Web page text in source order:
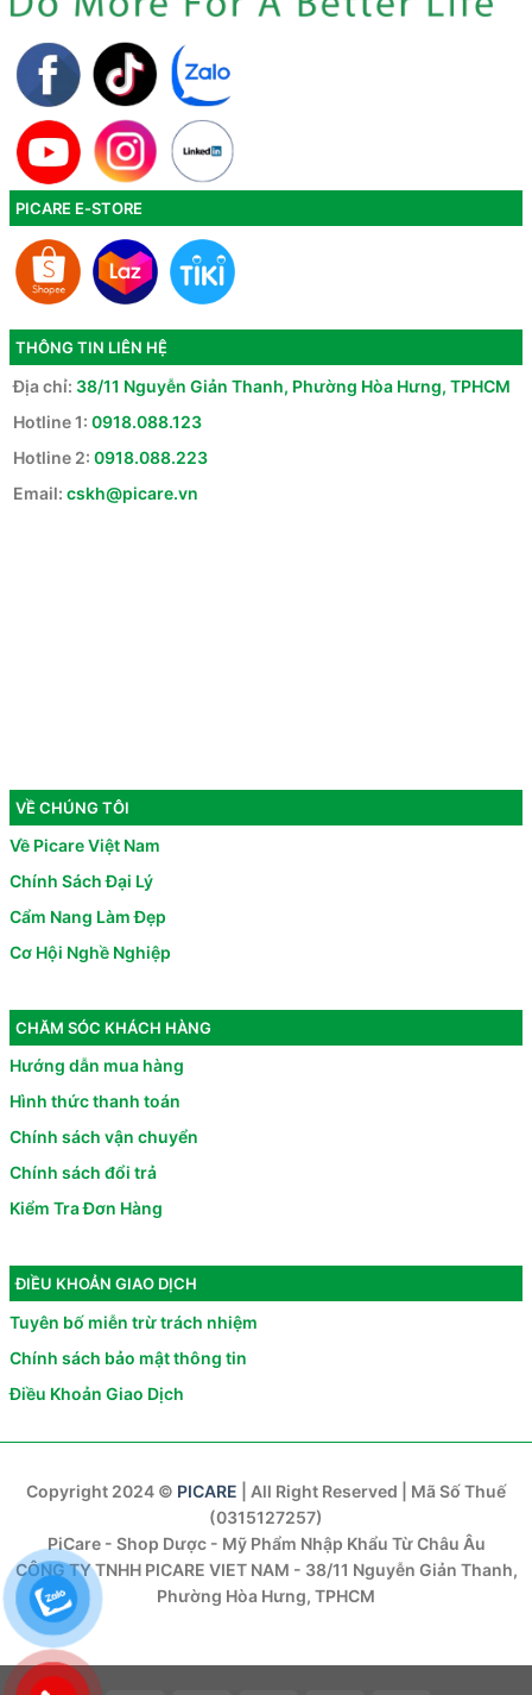
PICARE E-STORE
THÔNG TIN LIÊN HỆ
Địa chỉ: 38/11 Nguyễn Giản Thanh, Phường Hòa Hưng, TPHCM
Hotline 1: 0918.088.123
Hotline 2: 0918.088.223
Email: cskh@picare.vn
VỀ CHÚNG TÔI
Về Picare Việt Nam
Chính Sách Đại Lý
Cẩm Nang Làm Đẹp
Cơ Hội Nghề Nghiệp
CHĂM SÓC KHÁCH HÀNG
Hướng dẫn mua hàng
Hình thức thanh toán
Chính sách vận chuyển
Chính sách đổi trả
Kiểm Tra Đơn Hàng
ĐIỀU KHOẢN GIAO DỊCH
Tuyên bố miễn trừ trách nhiệm
Chính sách bảo mật thông tin
Điều Khoản Giao Dịch
Copyright 2024 © PICARE | All Right Reserved | Mã Số Thuế
(0315127257)
PiCare - Shop Dược - Mỹ Phẩm Nhập Khẩu Từ Châu Âu
CÔNG TY TNHH PICARE VIET NAM - 38/11 Nguyễn Giản Thanh,
Phường Hòa Hưng, TPHCM